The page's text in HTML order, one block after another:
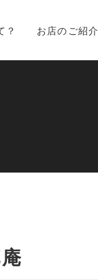
？ お店のご紹介